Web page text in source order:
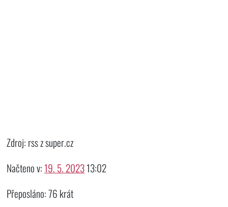
Zdroj: rss z super.cz
Načteno v:19. 5. 202313:02
Přeposláno: 76 krát